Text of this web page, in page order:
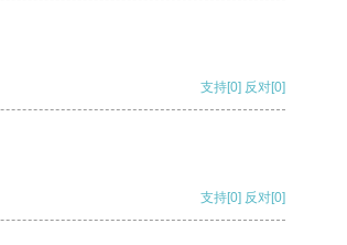
支持[0] 反对[0]
支持[0] 反对[0]